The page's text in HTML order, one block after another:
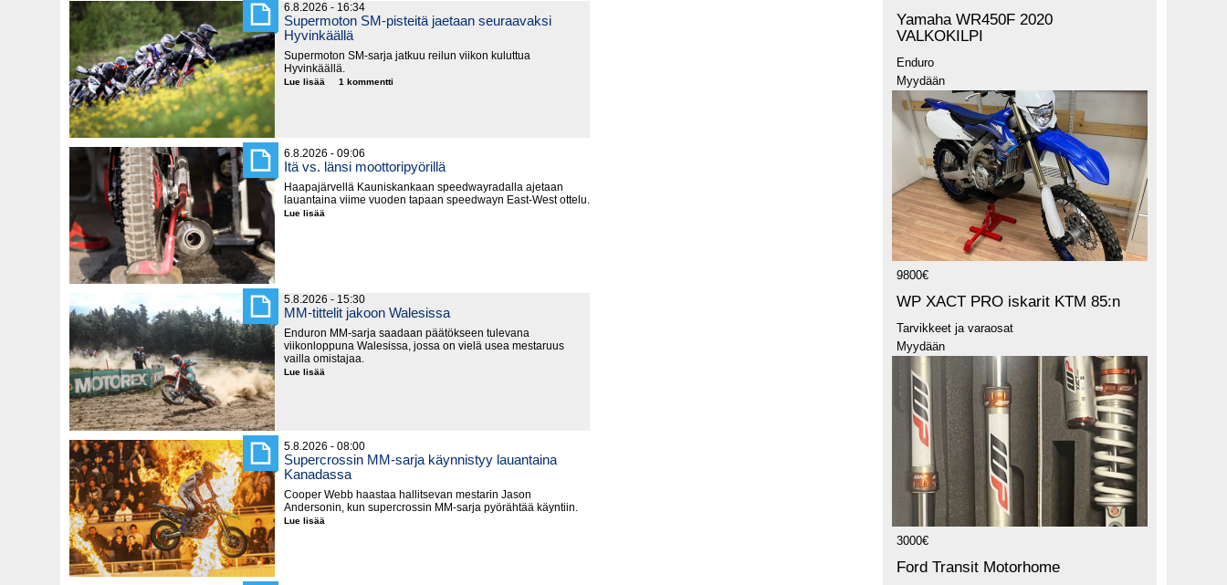
6.8.2026 - 16:34
Supermoton SM-pisteitä jaetaan seuraavaksi
Hyvinkäällä
Supermoton SM-sarja jatkuu reilun viikon kuluttua
Hyvinkäällä.
Lue lisää Supermoton
1 kommentti
6.8.2026 - 09:06
Itä vs. länsi moottoripyörillä
Haapajärvellä Kauniskankaan speedwayradalla ajetaan
lauantaina viime vuoden tapaan speedwayn East-West ottelu.
Lue lisää
5.8.2026 - 15:30
MM-tittelit jakoon Walesissa
Enduron MM-sarja saadaan päätökseen tulevana
viikonloppuna Walesissa, jossa on vielä usea mestaruus
vailla omistajaa.
Lue lisää
5.8.2026 - 08:00
Supercrossin MM-sarja käynnistyy lauantaina
Kanadassa
Cooper Webb haastaa hallitsevan mestarin Jason
Andersonin, kun supercrossin MM-sarja pyörähtää käyntiin.
Lue lisää
Yamaha WR450F 2020
VALKOKILPI
Enduro
Myydään
9800€
WP XACT PRO iskarit KTM 85:n
Tarvikkeet ja varaosat
Myydään
3000€
Ford Transit Motorhome